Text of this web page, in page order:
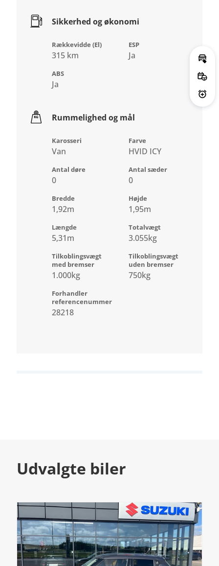
Sikkerhed og økonomi
Rækkevidde (El)
315 km
ESP
Ja
ABS
Ja
Rummelighed og mål
Karosseri
Van
Farve
HVID ICY
Antal døre
0
Antal sæder
0
Bredde
1,92m
Højde
1,95m
Længde
5,31m
Totalvægt
3.055kg
Tilkoblingsvægt
med bremser
1.000kg
Tilkoblingsvægt
uden bremser
750kg
Forhandler
referencenummer
28218
Udvalgte biler